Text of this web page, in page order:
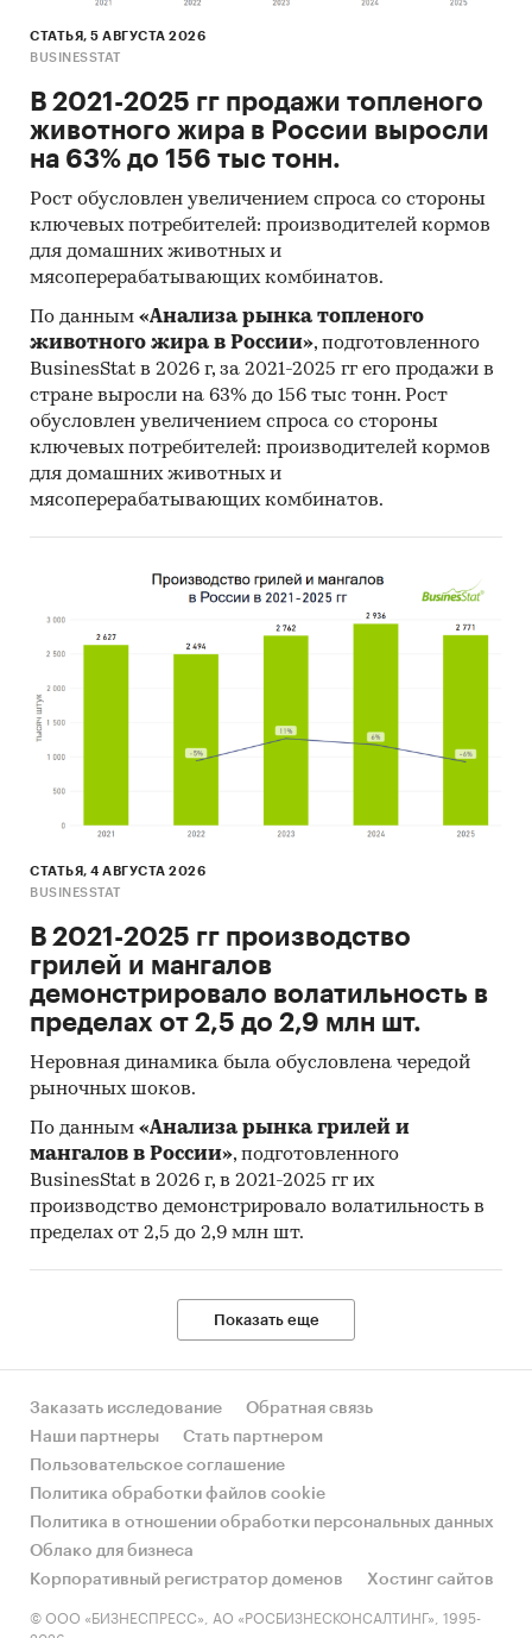
СТАТЬЯ, 5 АВГУСТА 2026
BUSINESSTAT
В 2021-2025 гг продажи топленого
животного жира в России выросли
на 63% до 156 тыс тонн.
Рост обусловлен увеличением спроса со стороны
ключевых потребителей: производителей кормов
для домашних животных и
мясоперерабатывающих комбинатов.
По данным «Анализа рынка топленого
животного жира в России», подготовленного
BusinesStat в 2026 г, за 2021-2025 гг его продажи в
стране выросли на 63% до 156 тыс тонн. Рост
обусловлен увеличением спроса со стороны
ключевых потребителей: производителей кормов
для домашних животных и
мясоперерабатывающих комбинатов.
СТАТЬЯ, 4 АВГУСТА 2026
BUSINESSTAT
В 2021-2025 гг производство
грилей и мангалов
демонстрировало волатильность в
пределах от 2,5 до 2,9 млн шт.
Неровная динамика была обусловлена чередой
рыночных шоков.
По данным «Анализа рынка грилей и
мангалов в России», подготовленного
BusinesStat в 2026 г, в 2021-2025 гг их
производство демонстрировало волатильность в
пределах от 2,5 до 2,9 млн шт.
Показать еще
Заказать исследование
Обратная связь
Наши партнеры
Стать партнером
Пользовательское соглашение
Политика обработки файлов cookie
Политика в отношении обработки персональных данных
Облако для бизнеса
Корпоративный регистратор доменов
Хостинг сайтов
© ООО «БИЗНЕСПРЕСС», АО «РОСБИЗНЕСКОНСАЛТИНГ», 1995-